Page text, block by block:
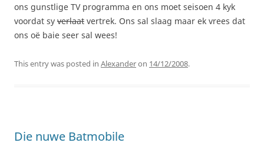
ons gunstlige TV programma en ons moet seisoen 4 kyk
voordat sy verlaat vertrek. Ons sal slaag maar ek vrees dat
ons oë baie seer sal wees!
This entry was posted in Alexanderon 14/12/2008.
Die nuwe Batmobile